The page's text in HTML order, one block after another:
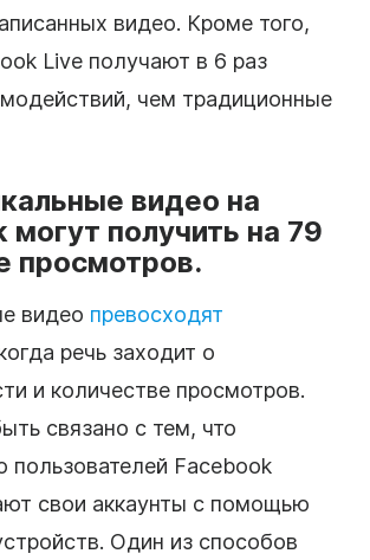
видео. Кроме того,
Live получают в 6 раз
чем традиционные
видео на
могут получить на 79
просмотров.
видео превосходят
речь заходит о
и количестве просмотров.
связано с тем, что
пользователей Facebook
свои аккаунты с помощью
Один из способов